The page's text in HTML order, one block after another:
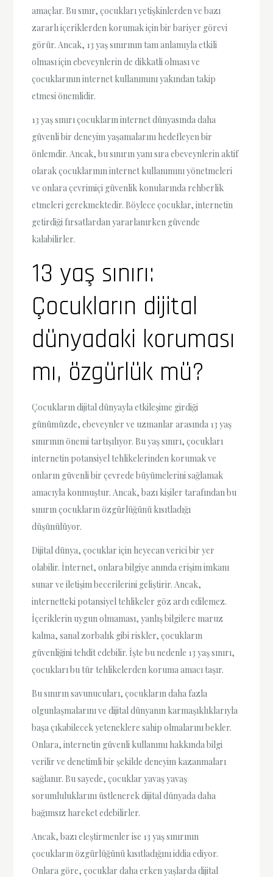
amaçlar. Bu sınır, çocukları yetişkinlerden ve bazı
zararlı içeriklerden korumak için bir bariyer görevi
görür. Ancak, 13 yaş sınırının tam anlamıyla etkili
olması için ebeveynlerin de dikkatli olması ve
çocuklarının internet kullanımını yakından takip
etmesi önemlidir.
13 yaş sınırı çocukların internet dünyasında daha
güvenli bir deneyim yaşamalarını hedefleyen bir
önlemdir. Ancak, bu sınırın yanı sıra ebeveynlerin aktif
olarak çocuklarının internet kullanımını yönetmeleri
ve onlara çevrimiçi güvenlik konularında rehberlik
etmeleri gerekmektedir. Böylece çocuklar, internetin
getirdiği fırsatlardan yararlanırken güvende
kalabilirler.
13 yaş sınırı:
Çocukların dijital
dünyadaki koruması
mı, özgürlük mü?
Çocukların dijital dünyayla etkileşime girdiği
günümüzde, ebeveynler ve uzmanlar arasında 13 yaş
sınırının önemi tartışılıyor. Bu yaş sınırı, çocukları
internetin potansiyel tehlikelerinden korumak ve
onların güvenli bir çevrede büyümelerini sağlamak
amacıyla konmuştur. Ancak, bazı kişiler tarafından bu
sınırın çocukların özgürlüğünü kısıtladığı
düşünülüyor.
Dijital dünya, çocuklar için heyecan verici bir yer
olabilir. İnternet, onlara bilgiye anında erişim imkanı
sunar ve iletişim becerilerini geliştirir. Ancak,
internetteki potansiyel tehlikeler göz ardı edilemez.
İçeriklerin uygun olmaması, yanlış bilgilere maruz
kalma, sanal zorbalık gibi riskler, çocukların
güvenliğini tehdit edebilir. İşte bu nedenle 13 yaş sınırı,
çocukları bu tür tehlikelerden koruma amacı taşır.
Bu sınırın savunucuları, çocukların daha fazla
olgunlaşmalarını ve dijital dünyanın karmaşıklıklarıyla
başa çıkabilecek yeteneklere sahip olmalarını bekler.
Onlara, internetin güvenli kullanımı hakkında bilgi
verilir ve denetimli bir şekilde deneyim kazanmaları
sağlanır. Bu sayede, çocuklar yavaş yavaş
sorumluluklarını üstlenerek dijital dünyada daha
bağımsız hareket edebilirler.
Ancak, bazı eleştirmenler ise 13 yaş sınırının
çocukların özgürlüğünü kısıtladığını iddia ediyor.
Onlara göre, çocuklar daha erken yaşlarda dijital